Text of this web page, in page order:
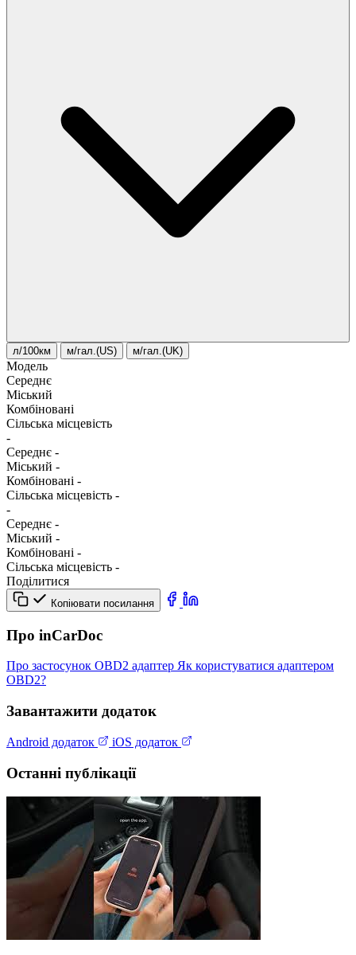
л/100км м/гал.(US) м/гал.(UK)
Модель
Середнє
Міський
Комбіновані
Сільська місцевість
-
Середнє -
Міський -
Комбіновані -
Сільська місцевість -
-
Середнє -
Міський -
Комбіновані -
Сільська місцевість -
Поділитися
Копіювати посилання
Про inCarDoc
Про застосунок OBD2 адаптер Як користуватися адаптером
OBD2?
Завантажити додаток
Android додаток iOS додаток
Останні публікації